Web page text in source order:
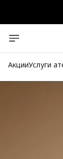
АкцииУслуги